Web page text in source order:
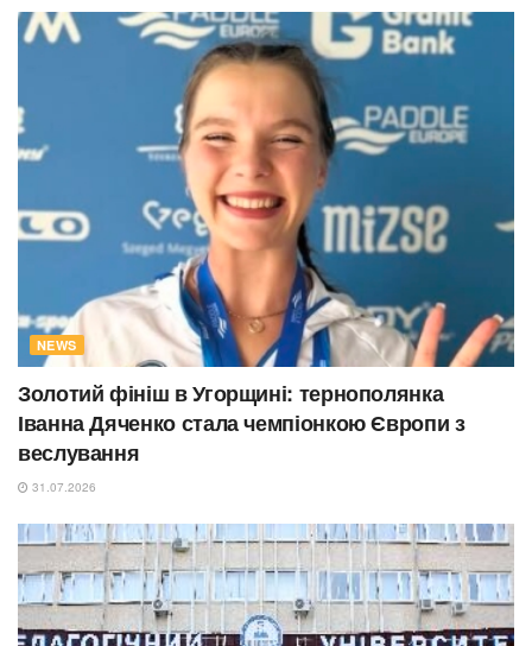
NEWS
Золотий фініш в Угорщині: тернополянка
Іванна Дяченко стала чемпіонкою Європи з
веслування
31.07.2026